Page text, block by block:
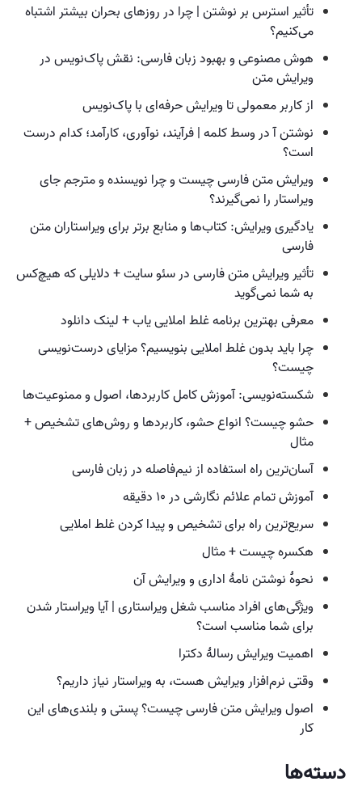
تأثیر استرس بر نوشتن | چرا در روزهای بحران بیشتر اشتباه
می‌کنیم؟
هوش مصنوعی و بهبود زبان فارسی: نقش پاک‌نویس در
ویرایش متن
از کاربر معمولی تا ویرایش حرفه‌ای با پاک‌نویس
نوشتن آ در وسط کلمه | فرآیند، نوآوری، کارآمد؛ کدام درست
است؟
ویرایش متن فارسی چیست و چرا نویسنده و مترجم جای
ویراستار را نمی‌گیرند؟
یادگیری ویرایش: کتاب‌ها و منابع برتر برای ویراستاران متن
فارسی
تأثیر ویرایش متن فارسی در سئو سایت + دلایلی که هیچ‌کس
به شما نمی‌گوید
معرفی بهترین برنامه غلط املایی یاب + لینک دانلود
چرا باید بدون غلط املایی بنویسیم؟ مزایای درست‌نویسی
چیست؟
شکسته‌نویسی: آموزش کامل کاربردها، اصول و ممنوعیت‌ها
حشو چیست؟ انواع حشو، کاربردها و روش‌های تشخیص +
مثال
آسان‌ترین راه استفاده از نیم‌فاصله در زبان فارسی
آموزش تمام علائم نگارشی در ۱۰ دقیقه
سریع‌ترین راه برای تشخیص و پیدا کردن غلط املایی
هکسره چیست + مثال
نحوهٔ نوشتن نامهٔ اداری و ویرایش آن
ویژگی‌های افراد مناسب شغل ویراستاری | آیا ویراستار شدن
برای شما مناسب است؟
اهمیت ویرایش رسالهٔ دکترا
وقتی نرم‌افزار ویرایش هست،‌ به ویراستار نیاز داریم؟
اصول ویرایش متن فارسی چیست؟ پستی و بلندی‌های این
کار
دسته‌ها